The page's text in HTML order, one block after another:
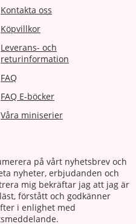
Kontakta oss
Köpvillkor
Leverans- och
returinformation
FAQ
FAQ E-böcker
Våra miniserier
på vårt nyhetsbrev och
nyheter, erbjudanden och
mig bekräftar jag att jag är
förstått och godkänner
i enlighet med